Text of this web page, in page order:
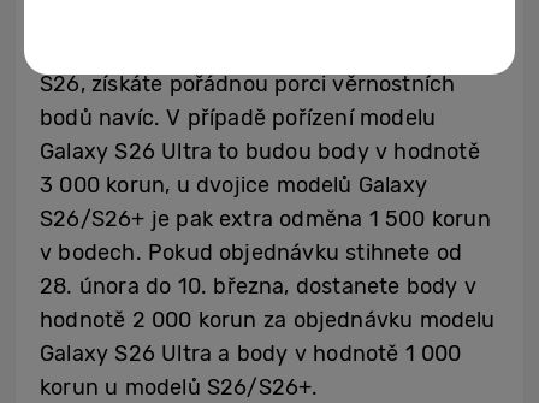
S26, získáte pořádnou porci věrnostních
bodů navíc. V případě pořízení modelu
Galaxy S26 Ultra to budou body v hodnotě
3 000 korun, u dvojice modelů Galaxy
S26/S26+ je pak extra odměna 1 500 korun
v bodech. Pokud objednávku stihnete od
28. února do 10. března, dostanete body v
hodnotě 2 000 korun za objednávku modelu
Galaxy S26 Ultra a body v hodnotě 1 000
korun u modelů S26/S26+.